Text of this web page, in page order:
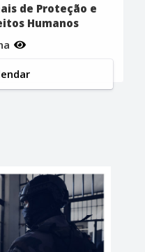
de Proteção e
Humanos